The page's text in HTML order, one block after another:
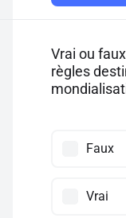
Vrai ou
règles
Faux
Vrai